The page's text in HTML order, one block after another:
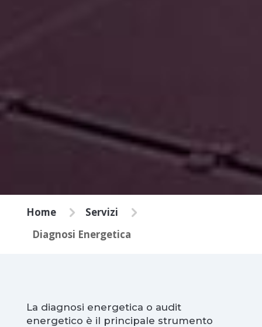
Home 5 Servizi 5
Diagnosi Energetica
La diagnosi energetica o audit
energetico è il principale strumento